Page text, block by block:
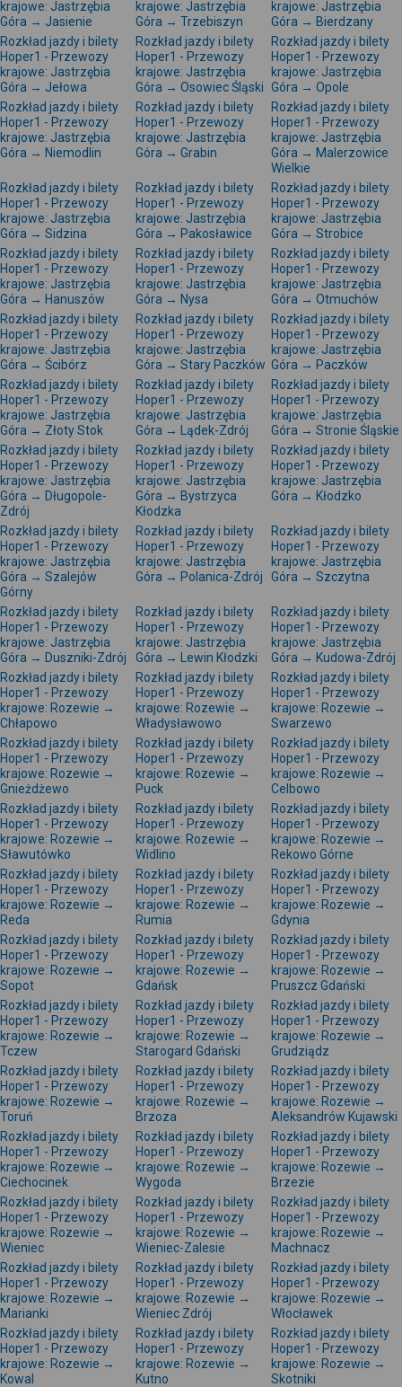
krajowe: Jastrzębia
Góra → Jasienie
krajowe: Jastrzębia
Góra → Trzebiszyn
krajowe: Jastrzębia
Góra → Bierdzany
Rozkład jazdy i bilety
Hoper1 - Przewozy
krajowe: Jastrzębia
Góra → Jełowa
Rozkład jazdy i bilety
Hoper1 - Przewozy
krajowe: Jastrzębia
Góra → Osowiec Śląski
Rozkład jazdy i bilety
Hoper1 - Przewozy
krajowe: Jastrzębia
Góra → Opole
Rozkład jazdy i bilety
Hoper1 - Przewozy
krajowe: Jastrzębia
Góra → Niemodlin
Rozkład jazdy i bilety
Hoper1 - Przewozy
krajowe: Jastrzębia
Góra → Grabin
Rozkład jazdy i bilety
Hoper1 - Przewozy
krajowe: Jastrzębia
Góra → Malerzowice
Wielkie
Rozkład jazdy i bilety
Hoper1 - Przewozy
krajowe: Jastrzębia
Góra → Sidzina
Rozkład jazdy i bilety
Hoper1 - Przewozy
krajowe: Jastrzębia
Góra → Pakosławice
Rozkład jazdy i bilety
Hoper1 - Przewozy
krajowe: Jastrzębia
Góra → Strobice
Rozkład jazdy i bilety
Hoper1 - Przewozy
krajowe: Jastrzębia
Góra → Hanuszów
Rozkład jazdy i bilety
Hoper1 - Przewozy
krajowe: Jastrzębia
Góra → Nysa
Rozkład jazdy i bilety
Hoper1 - Przewozy
krajowe: Jastrzębia
Góra → Otmuchów
Rozkład jazdy i bilety
Hoper1 - Przewozy
krajowe: Jastrzębia
Góra → Ścibórz
Rozkład jazdy i bilety
Hoper1 - Przewozy
krajowe: Jastrzębia
Góra → Stary Paczków
Rozkład jazdy i bilety
Hoper1 - Przewozy
krajowe: Jastrzębia
Góra → Paczków
Rozkład jazdy i bilety
Hoper1 - Przewozy
krajowe: Jastrzębia
Góra → Złoty Stok
Rozkład jazdy i bilety
Hoper1 - Przewozy
krajowe: Jastrzębia
Góra → Lądek-Zdrój
Rozkład jazdy i bilety
Hoper1 - Przewozy
krajowe: Jastrzębia
Góra → Stronie Śląskie
Rozkład jazdy i bilety
Hoper1 - Przewozy
krajowe: Jastrzębia
Góra → Długopole-
Zdrój
Rozkład jazdy i bilety
Hoper1 - Przewozy
krajowe: Jastrzębia
Góra → Bystrzyca
Kłodzka
Rozkład jazdy i bilety
Hoper1 - Przewozy
krajowe: Jastrzębia
Góra → Kłodzko
Rozkład jazdy i bilety
Hoper1 - Przewozy
krajowe: Jastrzębia
Góra → Szalejów
Górny
Rozkład jazdy i bilety
Hoper1 - Przewozy
krajowe: Jastrzębia
Góra → Polanica-Zdrój
Rozkład jazdy i bilety
Hoper1 - Przewozy
krajowe: Jastrzębia
Góra → Szczytna
Rozkład jazdy i bilety
Hoper1 - Przewozy
krajowe: Jastrzębia
Góra → Duszniki-Zdrój
Rozkład jazdy i bilety
Hoper1 - Przewozy
krajowe: Jastrzębia
Góra → Lewin Kłodzki
Rozkład jazdy i bilety
Hoper1 - Przewozy
krajowe: Jastrzębia
Góra → Kudowa-Zdrój
Rozkład jazdy i bilety
Hoper1 - Przewozy
krajowe: Rozewie →
Chłapowo
Rozkład jazdy i bilety
Hoper1 - Przewozy
krajowe: Rozewie →
Władysławowo
Rozkład jazdy i bilety
Hoper1 - Przewozy
krajowe: Rozewie →
Swarzewo
Rozkład jazdy i bilety
Hoper1 - Przewozy
krajowe: Rozewie →
Gnieżdżewo
Rozkład jazdy i bilety
Hoper1 - Przewozy
krajowe: Rozewie →
Puck
Rozkład jazdy i bilety
Hoper1 - Przewozy
krajowe: Rozewie →
Celbowo
Rozkład jazdy i bilety
Hoper1 - Przewozy
krajowe: Rozewie →
Sławutówko
Rozkład jazdy i bilety
Hoper1 - Przewozy
krajowe: Rozewie →
Widlino
Rozkład jazdy i bilety
Hoper1 - Przewozy
krajowe: Rozewie →
Rekowo Górne
Rozkład jazdy i bilety
Hoper1 - Przewozy
krajowe: Rozewie →
Reda
Rozkład jazdy i bilety
Hoper1 - Przewozy
krajowe: Rozewie →
Rumia
Rozkład jazdy i bilety
Hoper1 - Przewozy
krajowe: Rozewie →
Gdynia
Rozkład jazdy i bilety
Hoper1 - Przewozy
krajowe: Rozewie →
Sopot
Rozkład jazdy i bilety
Hoper1 - Przewozy
krajowe: Rozewie →
Gdańsk
Rozkład jazdy i bilety
Hoper1 - Przewozy
krajowe: Rozewie →
Pruszcz Gdański
Rozkład jazdy i bilety
Hoper1 - Przewozy
krajowe: Rozewie →
Tczew
Rozkład jazdy i bilety
Hoper1 - Przewozy
krajowe: Rozewie →
Starogard Gdański
Rozkład jazdy i bilety
Hoper1 - Przewozy
krajowe: Rozewie →
Grudziądz
Rozkład jazdy i bilety
Hoper1 - Przewozy
krajowe: Rozewie →
Toruń
Rozkład jazdy i bilety
Hoper1 - Przewozy
krajowe: Rozewie →
Brzoza
Rozkład jazdy i bilety
Hoper1 - Przewozy
krajowe: Rozewie →
Aleksandrów Kujawski
Rozkład jazdy i bilety
Hoper1 - Przewozy
krajowe: Rozewie →
Ciechocinek
Rozkład jazdy i bilety
Hoper1 - Przewozy
krajowe: Rozewie →
Wygoda
Rozkład jazdy i bilety
Hoper1 - Przewozy
krajowe: Rozewie →
Brzezie
Rozkład jazdy i bilety
Hoper1 - Przewozy
krajowe: Rozewie →
Wieniec
Rozkład jazdy i bilety
Hoper1 - Przewozy
krajowe: Rozewie →
Wieniec-Zalesie
Rozkład jazdy i bilety
Hoper1 - Przewozy
krajowe: Rozewie →
Machnacz
Rozkład jazdy i bilety
Hoper1 - Przewozy
krajowe: Rozewie →
Marianki
Rozkład jazdy i bilety
Hoper1 - Przewozy
krajowe: Rozewie →
Wieniec Zdrój
Rozkład jazdy i bilety
Hoper1 - Przewozy
krajowe: Rozewie →
Włocławek
Rozkład jazdy i bilety
Hoper1 - Przewozy
krajowe: Rozewie →
Kowal
Rozkład jazdy i bilety
Hoper1 - Przewozy
krajowe: Rozewie →
Kutno
Rozkład jazdy i bilety
Hoper1 - Przewozy
krajowe: Rozewie →
Skotniki